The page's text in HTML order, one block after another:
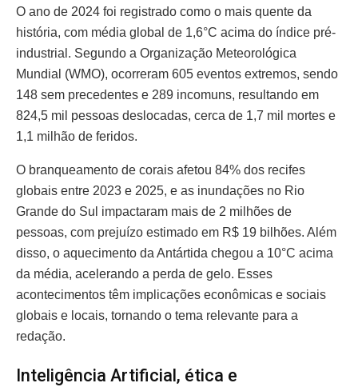
O ano de 2024 foi registrado como o mais quente da
história, com média global de 1,6°C acima do índice pré-
industrial. Segundo a Organização Meteorológica
Mundial (WMO), ocorreram 605 eventos extremos, sendo
148 sem precedentes e 289 incomuns, resultando em
824,5 mil pessoas deslocadas, cerca de 1,7 mil mortes e
1,1 milhão de feridos.
O branqueamento de corais afetou 84% dos recifes
globais entre 2023 e 2025, e as inundações no Rio
Grande do Sul impactaram mais de 2 milhões de
pessoas, com prejuízo estimado em R$ 19 bilhões. Além
disso, o aquecimento da Antártida chegou a 10°C acima
da média, acelerando a perda de gelo. Esses
acontecimentos têm implicações econômicas e sociais
globais e locais, tornando o tema relevante para a
redação.
Inteligência Artificial, ética e